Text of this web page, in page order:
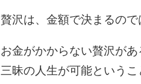
贅沢は、金額で決まるので
お金がかからない贅沢が
三昧の人生が可能というこ